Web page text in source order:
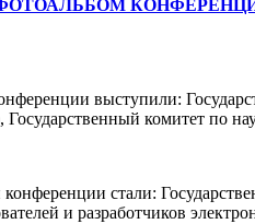
выступили:
Государственный комитет по
стали:
и разработчиков